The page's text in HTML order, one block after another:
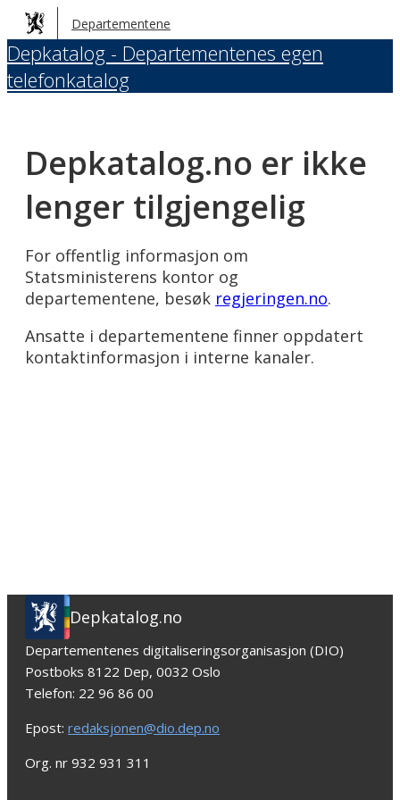
Hopp
til
hovedinnhold
Departementene
Depkatalog - Departementenes egen
telefonkatalog
Depkatalog.no er ikke
lenger tilgjengelig
For offentlig informasjon om
Statsministerens kontor og
departementene, besøk regjeringen.no.
Ansatte i departementene finner oppdatert
kontaktinformasjon i interne kanaler.
Depkatalog.no
Departementenes digitaliseringsorganisasjon (DIO)
Postboks 8122 Dep, 0032 Oslo
Telefon: 22 96 86 00
Epost: redaksjonen@dio.dep.no
Org. nr 932 931 311